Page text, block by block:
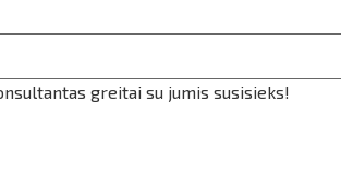
greitai su jumis susisieks!